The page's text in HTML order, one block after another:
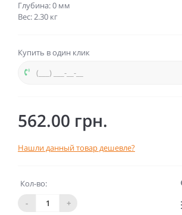
Глубина: 0 мм
Вес: 2.30 кг
Купить в один клик
562.00 грн.
Нашли данный товар дешевле?
Кол-во:
-
+